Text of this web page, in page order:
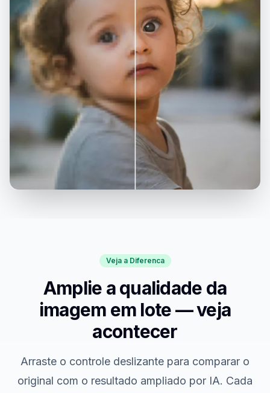
Veja a Diferenca
Amplie a qualidade da
imagem em lote — veja
acontecer
Arraste o controle deslizante para comparar o
original com o resultado ampliado por IA. Cada